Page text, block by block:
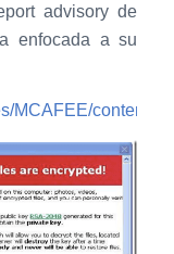
advisory de
enfocada a su
MCAFEE/content/